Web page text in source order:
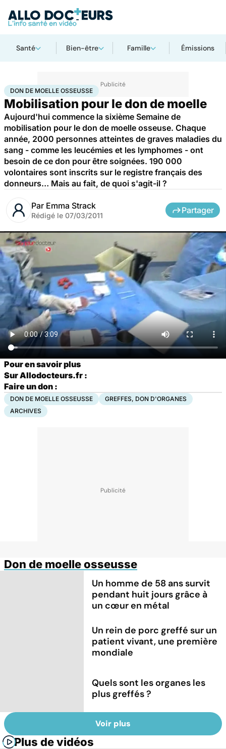
Santé Bien-être Famille Émissions
AccueilSantéDon de moelle osseusse
DON DE MOELLE OSSEUSSE
Mobilisation pour le don de moelle
Aujourd'hui commence la sixième Semaine de
mobilisation pour le don de moelle osseuse. Chaque
année, 2000 personnes atteintes de graves maladies du
sang - comme les leucémies et les lymphomes - ont
besoin de ce don pour être soignées. 190 000
volontaires sont inscrits sur le registre français des
donneurs… Mais au fait, de quoi s'agit-il ?
Par Emma Strack
Rédigé le 07/03/2011
Partager
Pour en savoir plus
Sur Allodocteurs.fr :
Faire un don :
DON DE MOELLE OSSEUSSE
GREFFES, DON D'ORGANES
ARCHIVES
Don de moelle osseusse
Un homme de 58 ans survit
pendant huit jours grâce à
un cœur en métal
Un rein de porc greffé sur un
patient vivant, une première
mondiale
Quels sont les organes les
plus greffés ?
Voir plus
Plus de vidéos